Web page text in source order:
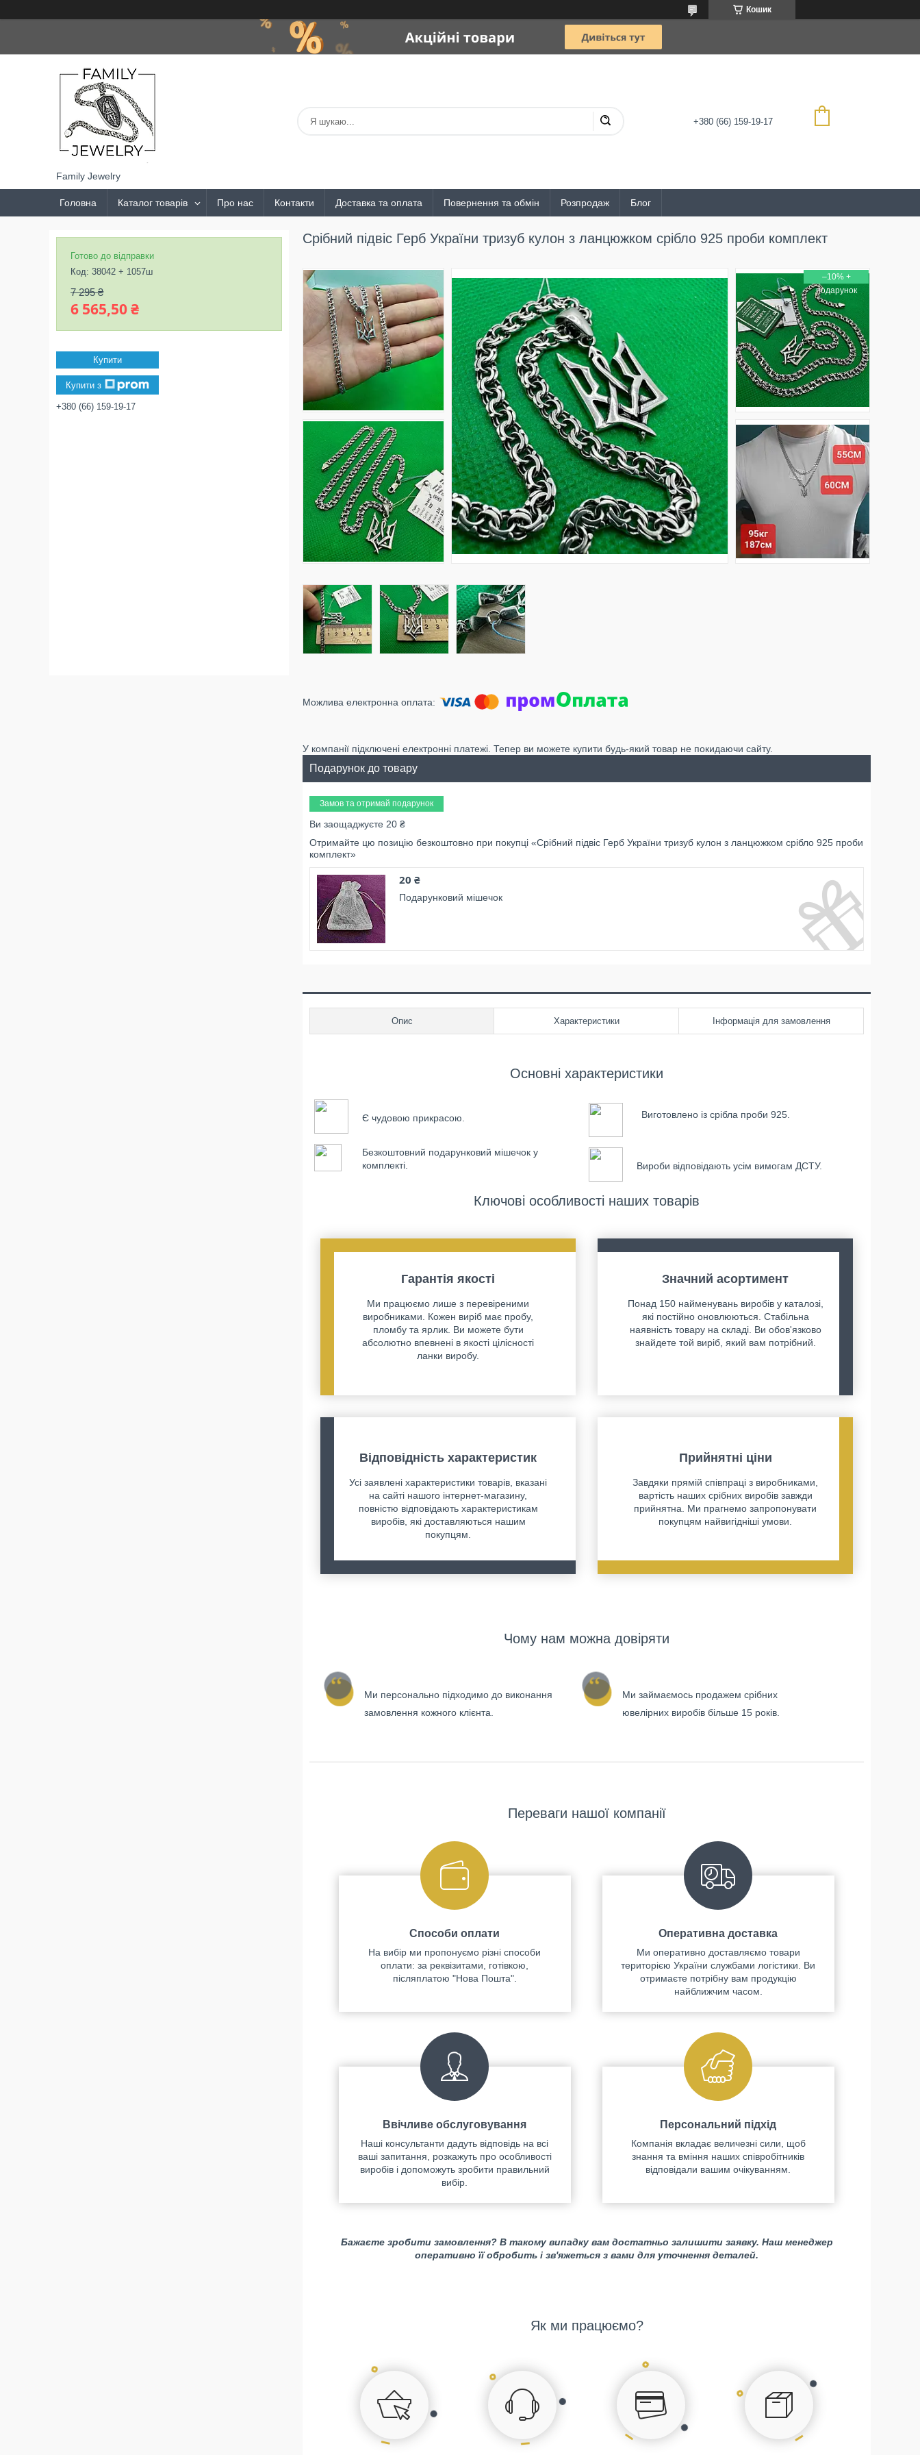
Кошик
Family Jewelry
+380 (66) 159-19-17
Головна Каталог товарів Про нас Контакти Доставка та оплата Повернення та обмін Розпродаж Блог
Срібний підвіс Герб України тризуб кулон з ланцюжком срібло 925 проби комплект
–10%
У компанії підключені електронні платежі. Тепер ви можете купити будь-який товар не покидаючи сайту.
Подарунок до товару
Замов та отримай подарунок
Ви заощаджуєте 20 ₴
Отримайте цю позицію безкоштовно при покупці «Срібний підвіс Герб України тризуб кулон з ланцюжком срібло 925 проби
комплект»
20 ₴
Подарунковий мішечок
Опис Характеристики Інформація для замовлення
Основні характеристики
Є чудовою прикрасою.
Безкоштовний подарунковий мішечок у
комплекті.
Виготовлено із срібла проби 925.
Вироби відповідають усім вимогам ДСТУ.
Ключові особливості наших товарів
Гарантія якості
Ми працюємо лише з перевіреними
виробниками. Кожен виріб має пробу,
пломбу та ярлик. Ви можете бути
абсолютно впевнені в якості цілісності
ланки виробу.
Значний асортимент
Понад 150 найменувань виробів у каталозі,
які постійно оновлюються. Стабільна
наявність товару на складі. Ви обов'язково
знайдете той виріб, який вам потрібний.
Відповідність характеристик
Усі заявлені характеристики товарів, вказані
на сайті нашого інтернет-магазину,
повністю відповідають характеристикам
виробів, які доставляються нашим
покупцям.
Прийнятні ціни
Завдяки прямій співпраці з виробниками,
вартість наших срібних виробів завжди
прийнятна. Ми прагнемо запропонувати
покупцям найвигідніші умови.
Чому нам можна довіряти
Ми персонально підходимо до виконання
замовлення кожного клієнта.
Ми займаємось продажем срібних
ювелірних виробів більше 15 років.
Переваги нашої компанії
Способи оплати
На вибір ми пропонуємо різні способи
оплати: за реквізитами, готівкою,
післяплатою "Нова Пошта".
Оперативна доставка
Ми оперативно доставляємо товари
територією України службами логістики. Ви
отримаєте потрібну вам продукцію
найближчим часом.
Ввічливе обслуговування
Наші консультанти дадуть відповідь на всі
ваші запитання, розкажуть про особливості
виробів і допоможуть зробити правильний
вибір.
Персональний підхід
Компанія вкладає величезні сили, щоб
знання та вміння наших співробітників
відповідали вашим очікуванням.
Бажаєте зробити замовлення? В такому випадку вам достатньо залишити заявку. Наш менеджер
оперативно її обробить і зв'яжеться з вами для уточнення деталей.
Як ми працюємо?
Готово до відправки
Код: 38042 + 1057ш
7 295 ₴
6 565,50 ₴
Купити
Купити з
+380 (66) 159-19-17